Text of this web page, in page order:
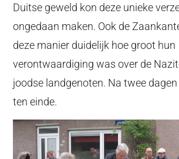
Duitse geweld kon deze unieke
ongedaan maken. Ook de
deze manier duidelijk hoe groot hun
verontwaardiging was over de
joodse landgenoten. Na twee
ten einde.